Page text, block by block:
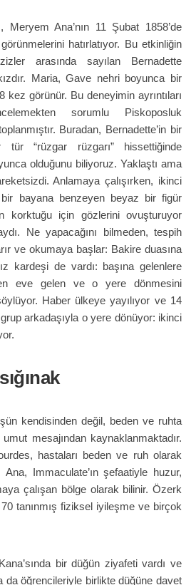
Meryem Ana’nın 11 Şubat 1858’de
hatırlatıyor. Bu etkinliğin
arasında sayılan Bernadette
Maria, Gave nehri boyunca bir
kez görünür. Bu deneyimin ayrıntıları
sorumlu Piskoposluk
Buradan, Bernadette’in bir
“rüzgar rüzgarı” hissettiğinde
olduğunu biliyoruz. Yaklaştı ama
Anlamaya çalışırken, ikinci
bayana benzeyen beyaz bir figür
korktuğu için gözlerini ovuşturuyor
Ne yapacağını bilmeden, tespih
ve okumaya başlar: Bakire duasına
kardeşi de vardı: başına gelenlere
eve gelen ve o yere dönmesini
Haber ülkeye yayılıyor ve 14
arkadaşıyla o yere dönüyor: ikinci
kendisinden değil, beden ve ruhta
mesajından kaynaklanmaktadır.
hastaları beden ve ruh olarak
Immaculate’ın şefaatiyle huzur,
çalışan bölge olarak bilinir. Özerk
tanınmış fiziksel iyileşme ve birçok
bir düğün ziyafeti vardı ve
da öğrencileriyle birlikte düğüne davet